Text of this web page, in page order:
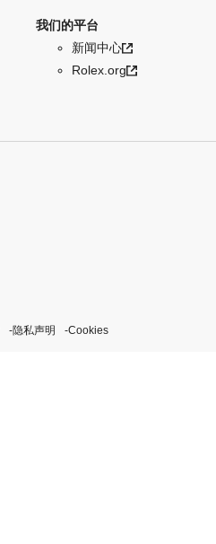
我们的平台
新闻中心
Rolex.org
隐私声明 Cookies